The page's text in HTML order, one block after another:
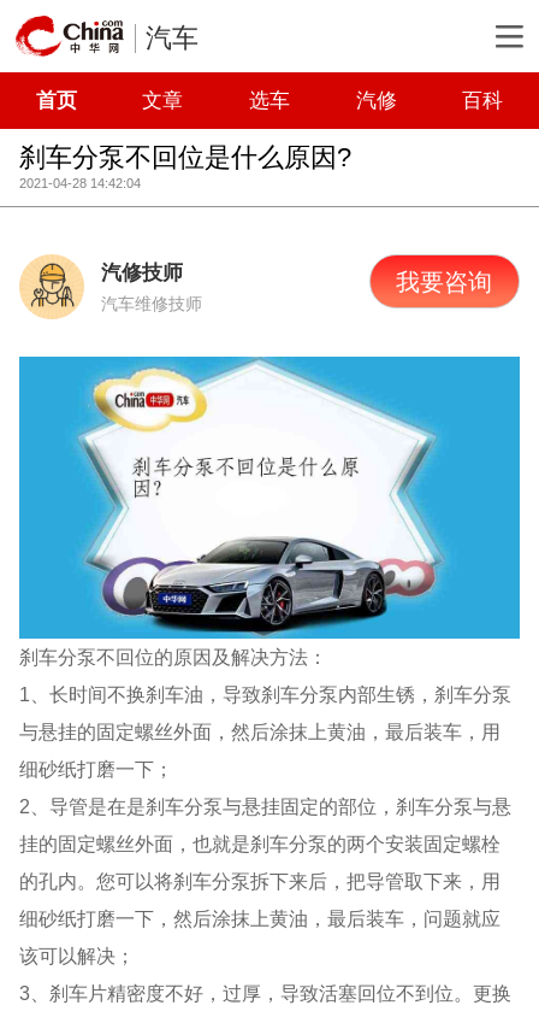
汽车
首页 文章 选车 汽修 百科
刹车分泵不回位是什么原因?
2021-04-28 14:42:04
汽修技师
汽车维修技师
我要咨询
刹车分泵不回位的原因及解决方法：
1、长时间不换刹车油，导致刹车分泵内部生锈，刹车分泵
与悬挂的固定螺丝外面，然后涂抹上黄油，最后装车，用
细砂纸打磨一下；
2、导管是在是刹车分泵与悬挂固定的部位，刹车分泵与悬
挂的固定螺丝外面，也就是刹车分泵的两个安装固定螺栓
的孔内。您可以将刹车分泵拆下来后，把导管取下来，用
细砂纸打磨一下，然后涂抹上黄油，最后装车，问题就应
该可以解决；
3、刹车片精密度不好，过厚，导致活塞回位不到位。更换